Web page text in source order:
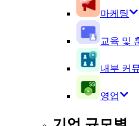
마케팅
교육 및
내부 커
영업